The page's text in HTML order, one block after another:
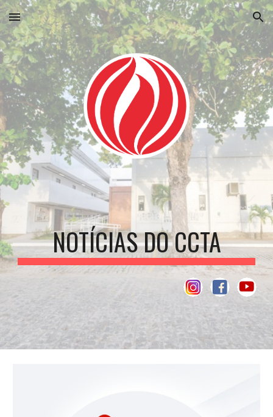
Skip to main content Skip to navigation
NOTÍCIAS DO CCTA